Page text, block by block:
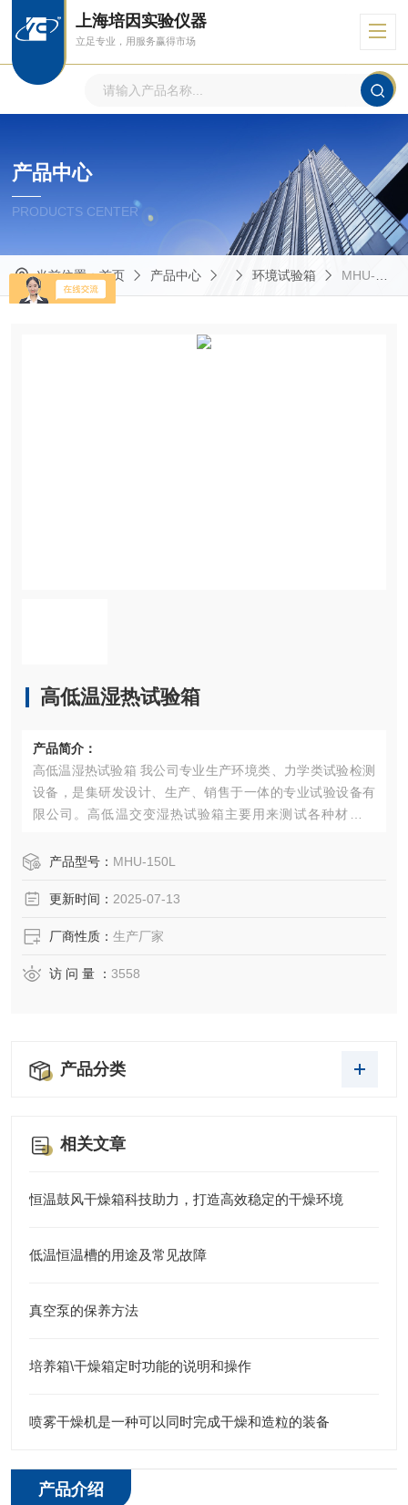
上海培因实验仪器
立足专业，用服务赢得市场
产品中心
PRODUCTS CENTER
当前位置：首页 产品中心 环境试验箱 MHU-150L高低温湿热试验箱
高低温湿热试验箱
产品简介：
高低温湿热试验箱 我公司专业生产环境类、力学类试验检测
设备，是集研发设计、生产、销售于一体的专业试验设备有
限公司。高低温交变湿热试验箱主要用来测试各种材料耐
控式屏幕画面，操作简单，程序编辑容易，可显示完整的系
常状况，屏幕即刻自动显示故障原因及提供排除故障方法。
产品型号： MHU-150L
更新时间： 2025-07-13
厂商性质： 生产厂家
访 问 量 ： 3558
产品分类
相关文章
恒温鼓风干燥箱科技助力，打造高效稳定的干燥环境
低温恒温槽的用途及常见故障
真空泵的保养方法
培养箱\干燥箱定时功能的说明和操作
喷雾干燥机是一种可以同时完成干燥和造粒的装备
产品介绍